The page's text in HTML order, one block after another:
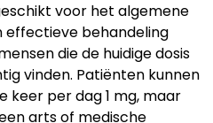
voor het algemene
effectieve behandeling
die de huidige dosis
vinden. Patiënten kunnen
keer per dag 1 mg, maar
arts of medische